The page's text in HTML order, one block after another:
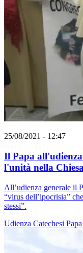
25/08/2021 - 12:47
Il Papa
l'unità nella
All’udienza generale il
“virus dell’ipocrisia”
stessi”.
Udienza Catechesi